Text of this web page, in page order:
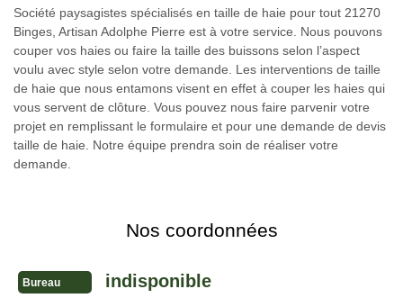
Société paysagistes spécialisés en taille de haie pour tout 21270
Binges, Artisan Adolphe Pierre est à votre service. Nous pouvons
couper vos haies ou faire la taille des buissons selon l’aspect
voulu avec style selon votre demande. Les interventions de taille
de haie que nous entamons visent en effet à couper les haies qui
vous servent de clôture. Vous pouvez nous faire parvenir votre
projet en remplissant le formulaire et pour une demande de devis
taille de haie. Notre équipe prendra soin de réaliser votre
demande.
Nos coordonnées
Bureau indisponible